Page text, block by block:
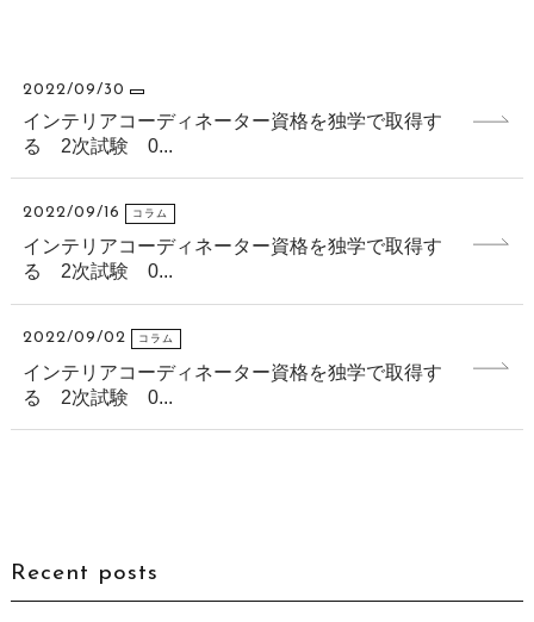
2022/09/30
インテリアコーディネーター資格を独学で取得す
る 2次試験 0...
2022/09/16 コラム
インテリアコーディネーター資格を独学で取得す
る 2次試験 0...
2022/09/02 コラム
インテリアコーディネーター資格を独学で取得す
る 2次試験 0...
Recent posts